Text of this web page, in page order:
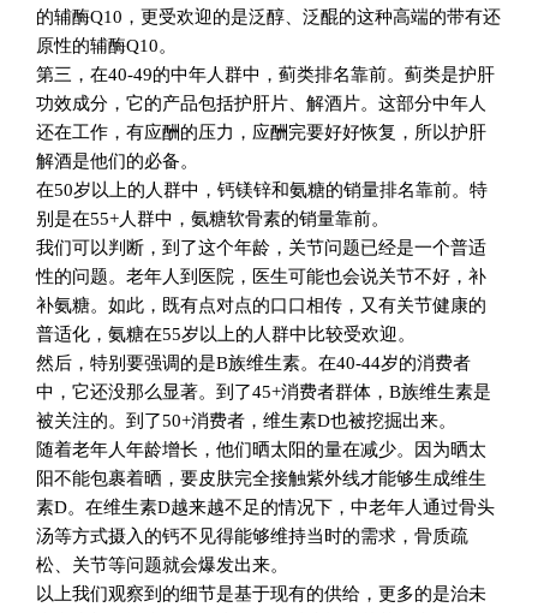
的辅酶Q10，更受欢迎的是泛醇、泛醌的这种高端的带有还
原性的辅酶Q10。
第三，在40-49的中年人群中，蓟类排名靠前。蓟类是护肝
功效成分，它的产品包括护肝片、解酒片。这部分中年人
还在工作，有应酬的压力，应酬完要好好恢复，所以护肝
解酒是他们的必备。
在50岁以上的人群中，钙镁锌和氨糖的销量排名靠前。特
别是在55+人群中，氨糖软骨素的销量靠前。
我们可以判断，到了这个年龄，关节问题已经是一个普适
性的问题。老年人到医院，医生可能也会说关节不好，补
补氨糖。如此，既有点对点的口口相传，又有关节健康的
普适化，氨糖在55岁以上的人群中比较受欢迎。
然后，特别要强调的是B族维生素。在40-44岁的消费者
中，它还没那么显著。到了45+消费者群体，B族维生素是
被关注的。到了50+消费者，维生素D也被挖掘出来。
随着老年人年龄增长，他们晒太阳的量在减少。因为晒太
阳不能包裹着晒，要皮肤完全接触紫外线才能够生成维生
素D。在维生素D越来越不足的情况下，中老年人通过骨头
汤等方式摄入的钙不见得能够维持当时的需求，骨质疏
松、关节等问题就会爆发出来。
以上我们观察到的细节是基于现有的供给，更多的是治未